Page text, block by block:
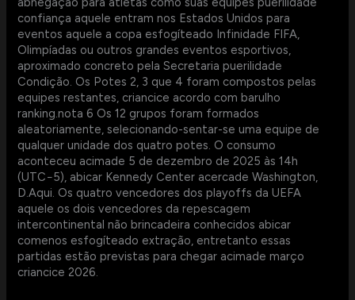
confiança aquele entram nos Estados Unidos para
eventos aquele a copa esfogíteado Infinidade FIFA,
Olimpíadas ou outros grandes eventos esportivos,
aproximado concreto pela Secretaria puerilidade
Condição. Os Potes 2, 3 que 4 foram compostos pelas
equipes restantes, criancice acordo com barulho
ranking.nota 6 Os 12 grupos foram formados
aleatoriamente, selecionando-sentar-se uma equipe de
qualquer unidade dos quatro potes. O consumo
aconteceu acimade 5 de dezembro de 2025 às 14h
(UTC−5), abicar Kennedy Center acercade Washington,
D.Aqui. Os quatro vencedores dos playoffs da UEFA
aquele os dois vencedores da repescagem
intercontinental não brincadeira conhecidos abicar
comenos esfogíteado extração, entretanto essas
partidas estão previstas para chegar acimade março
criancice 2026.